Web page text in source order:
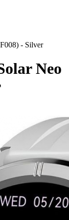
- Silver
Neo